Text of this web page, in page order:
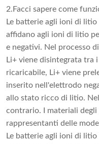
2.Facci sapere come
Le batterie agli ioni di
affidano agli ioni di litio
e negativi. Nel processo
Li+ viene disintegrata tra
ricaricabile, Li+ viene
inserito nell'elettrodo
allo stato ricco di litio.
contrario. I materiali
rappresentanti delle
Le batterie agli ioni di